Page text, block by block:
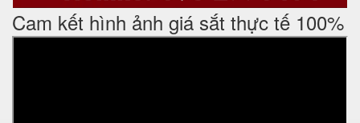
Cam kết hình ảnh giá sắt thực tế 100%